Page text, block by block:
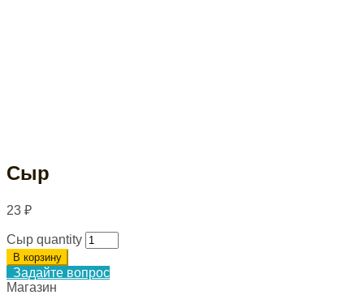
Сыр
23 ₽
Сыр quantity
В корзину
Задайте вопрос
Магазин